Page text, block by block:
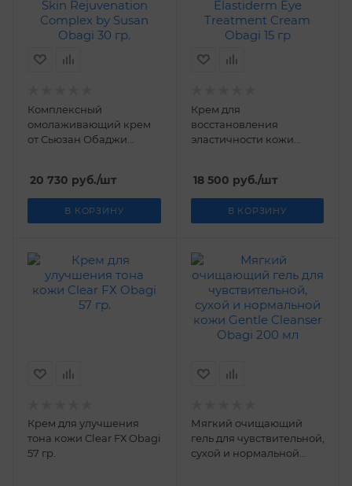
Комплексный
омолаживающий крем
от Сьюзан Обаджи
Susan Obagi 30 гр.
20 730 руб./шт
В КОРЗИНУ
Крем для
восстановления
эластичности кожи
Obagi 15 гр
18 500 руб./шт
В КОРЗИНУ
Крем для улучшения
тона кожи Clear FХ Obagi
57 гр.
Мягкий очищающий
гель для чувствительной,
сухой и нормальной